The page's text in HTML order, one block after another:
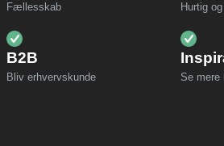
Fællesskab Hurtig
B2B
Bliv erhvervskunde Se mere